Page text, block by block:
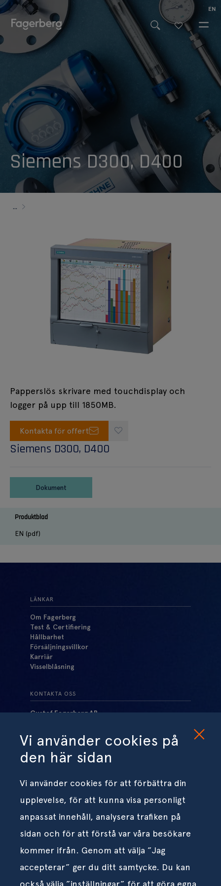
EN
Siemens D300, D400
...
Siemens D300, D400
Papperslös skrivare med touchdisplay och
logger på upp till 1850MB.
Kontakta för offert
Dokument
Produktblad
EN (pdf)
LÄNKAR
Om Fagerberg
Test & Certifiering
Hållbarhet
Försäljningsvillkor
Karriär
Visselblåsning
KONTAKTA OSS
Gustaf Fagerberg AB
402 41 Göteborg
031 – 69 37 00
Klangfärgsgatan 25
Vi använder cookies på
den här sidan
Vi använder cookies för att förbättra din
upplevelse, för att kunna visa personligt
anpassat innehåll, analysera trafiken på
sidan och för att förstå var våra besökare
kommer ifrån. Genom att välja ”Jag
accepterar” ger du ditt samtycke. Du kan
också välja ”inställningar” för att göra egna